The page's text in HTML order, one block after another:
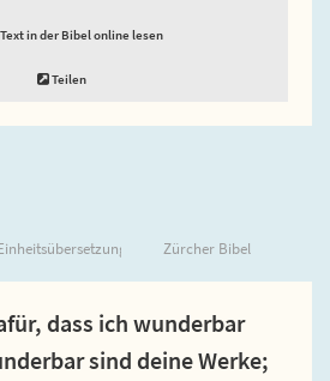
in der Bibel online lesen
Teilen
Zürcher Bibel
dass ich wunderbar
sind deine Werke;